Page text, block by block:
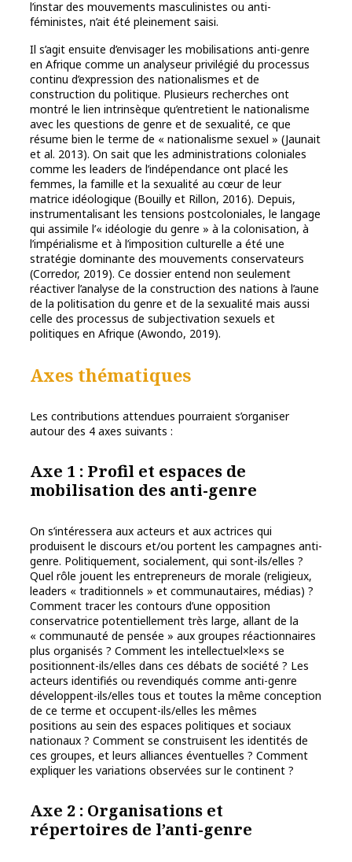
l’instar des mouvements masculinistes ou anti-
féministes, n’ait été pleinement saisi.
Il s’agit ensuite d’envisager les mobilisations anti-genre
en Afrique comme un analyseur privilégié du processus
continu d’expression des nationalismes et de
construction du politique. Plusieurs recherches ont
montré le lien intrinsèque qu’entretient le nationalisme
avec les questions de genre et de sexualité, ce que
résume bien le terme de « nationalisme sexuel » (Jaunait
et al. 2013). On sait que les administrations coloniales
comme les leaders de l’indépendance ont placé les
femmes, la famille et la sexualité au cœur de leur
matrice idéologique (Bouilly et Rillon, 2016). Depuis,
instrumentalisant les tensions postcoloniales, le langage
qui assimile l’« idéologie du genre » à la colonisation, à
l’impérialisme et à l’imposition culturelle a été une
stratégie dominante des mouvements conservateurs
(Corredor, 2019). Ce dossier entend non seulement
réactiver l’analyse de la construction des nations à l’aune
de la politisation du genre et de la sexualité mais aussi
celle des processus de subjectivation sexuels et
politiques en Afrique (Awondo, 2019).
Axes thématiques
Les contributions attendues pourraient s’organiser
autour des 4 axes suivants :
Axe 1 : Profil et espaces de
mobilisation des anti-genre
On s’intéressera aux acteurs et aux actrices qui
produisent le discours et/ou portent les campagnes anti-
genre. Politiquement, socialement, qui sont-ils/elles ?
Quel rôle jouent les entrepreneurs de morale (religieux,
leaders « traditionnels » et communautaires, médias) ?
Comment tracer les contours d’une opposition
conservatrice potentiellement très large, allant de la
« communauté de pensée » aux groupes réactionnaires
plus organisés ? Comment les intellectuel×le×s se
positionnent-ils/elles dans ces débats de société ? Les
acteurs identifiés ou revendiqués comme anti-genre
développent-ils/elles tous et toutes la même conception
de ce terme et occupent-ils/elles les mêmes
positions au sein des espaces politiques et sociaux
nationaux ? Comment se construisent les identités de
ces groupes, et leurs alliances éventuelles ? Comment
expliquer les variations observées sur le continent ?
Axe 2 : Organisations et
répertoires de l’anti-genre